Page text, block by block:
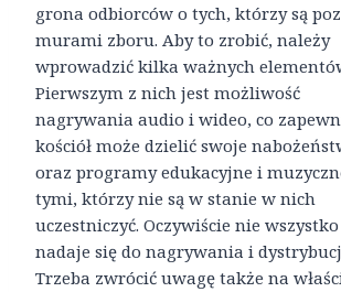
grona odbiorców o tych, którzy są
murami zboru. Aby to zrobić, należy
wprowadzić kilka ważnych
Pierwszym z nich jest możliwość
nagrywania audio i wideo, co
kościół może dzielić swoje
oraz programy edukacyjne i
tymi, którzy nie są w stanie w nich
uczestniczyć. Oczywiście nie wszystko
nadaje się do nagrywania i
Trzeba zwrócić uwagę także na